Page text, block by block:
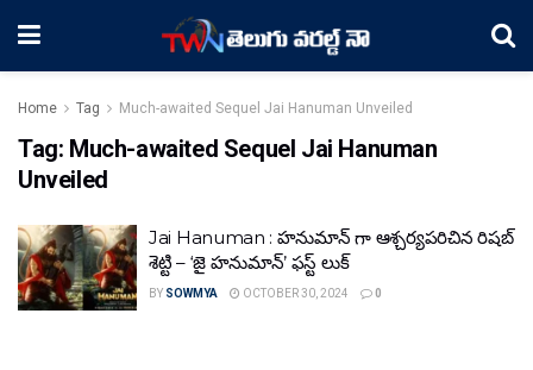
Home Tag Much-awaited Sequel Jai Hanuman Unveiled
Tag: Much-awaited Sequel Jai Hanuman
Unveiled
Jai Hanuman : హనుమాన్ గా ఆశ్చర్యపరిచిన రిషబ్
శెట్టి – ‘జై హనుమాన్’ ఫస్ట్ లుక్
BY SOWMYA OCTOBER 30, 2024 0